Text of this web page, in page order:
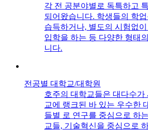
각 전 공분야별로 독특하고
되어왔습니다. 학생들의 학
습득하거나, 별도의 시험없
입학을 하는 등 다양한 형태
니다.
전공별 대학교/대학원
호주의 대학교들은 대다수가
교에 랭크된 바 있는 우수한
들별 로 연구를 중심으로 하
교들, 기술혁신을 중심으로